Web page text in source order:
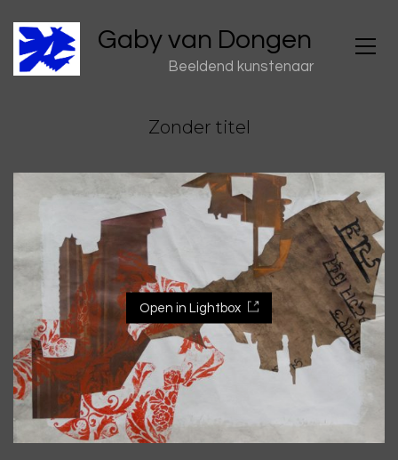
Gaby van Dongen
Beeldend kunstenaar
Zonder titel
Open in Lightbox